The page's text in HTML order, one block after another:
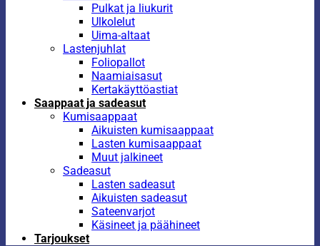
Pulkat ja liukurit
Ulkolelut
Uima-altaat
Lastenjuhlat
Foliopallot
Naamiaisasut
Kertakäyttöastiat
Saappaat ja sadeasut
Kumisaappaat
Aikuisten kumisaappaat
Lasten kumisaappaat
Muut jalkineet
Sadeasut
Lasten sadeasut
Aikuisten sadeasut
Sateenvarjot
Käsineet ja päähineet
Tarjoukset